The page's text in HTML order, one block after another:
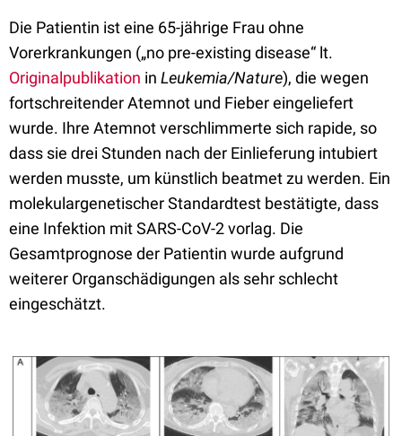
Die Patientin ist eine 65-jährige Frau ohne
Vorerkrankungen („no pre-existing disease“ lt.
Originalpublikation in Leukemia/Nature), die wegen
fortschreitender Atemnot und Fieber eingeliefert
wurde. Ihre Atemnot verschlimmerte sich rapide, so
dass sie drei Stunden nach der Einlieferung intubiert
werden musste, um künstlich beatmet zu werden. Ein
molekulargenetischer Standardtest bestätigte, dass
eine Infektion mit SARS-CoV-2 vorlag. Die
Gesamtprognose der Patientin wurde aufgrund
weiterer Organschädigungen als sehr schlecht
eingeschätzt.